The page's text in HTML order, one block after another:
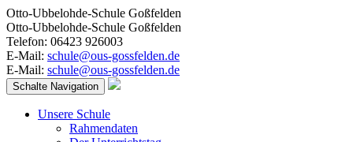
Otto-Ubbelohde-Schule Goßfelden
Otto-Ubbelohde-Schule Goßfelden
Telefon: 06423 926003
E-Mail: schule@ous-gossfelden.de
E-Mail: schule@ous-gossfelden.de
Schalte Navigation
Unsere Schule
Rahmendaten